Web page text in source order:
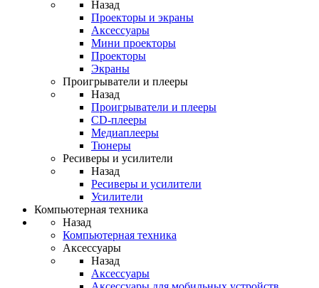
Назад
Проекторы и экраны
Аксессуары
Мини проекторы
Проекторы
Экраны
Проигрыватели и плееры
Назад
Проигрыватели и плееры
CD-плееры
Медиаплееры
Тюнеры
Ресиверы и усилители
Назад
Ресиверы и усилители
Усилители
Компьютерная техника
Назад
Компьютерная техника
Аксессуары
Назад
Аксессуары